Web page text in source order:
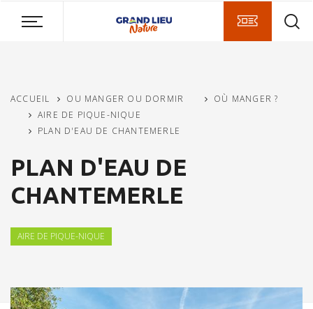
principal
recherche
ACCUEIL OU MANGER OU DORMIR
OÙ MANGER ?
AIRE DE PIQUE-NIQUE
PLAN D'EAU DE CHANTEMERLE
PLAN D'EAU DE
CHANTEMERLE
AIRE DE PIQUE-NIQUE